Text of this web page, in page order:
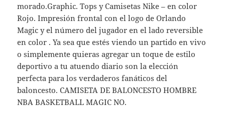
morado.Graphic. Tops y Camisetas Nike – en color
Rojo. Impresión frontal con el logo de Orlando
Magic y el número del jugador en el lado reversible
en color . Ya sea que estés viendo un partido en vivo
o simplemente quieras agregar un toque de estilo
deportivo a tu atuendo diario son la elección
perfecta para los verdaderos fanáticos del
baloncesto. CAMISETA DE BALONCESTO HOMBRE
NBA BASKETBALL MAGIC NO.